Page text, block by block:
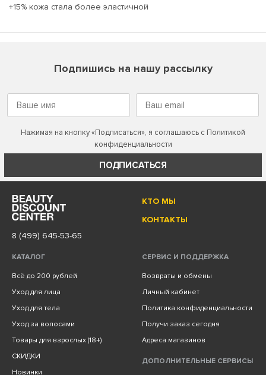
+15% кожа стала более эластичной
Подпишись на нашу рассылку
Нажимая на кнопку «Подписаться», я соглашаюсь с Политикой
конфиденциальности
ПОДПИСАТЬСЯ
КТО МЫ
КОНТАКТЫ
8 (499) 645-53-65
КАТАЛОГ
Всё до 200 рублей
Уход для лица
Уход для тела
Уход за волосами
Товары для взрослых (18+)
СКИДКИ
Новинки
СЕРВИС И ПОДДЕРЖКА
Возвраты и обмены
Личный кабинет
Политика конфиденциальности
Получи заказ сегодня
Адреса магазинов
ДОПОЛНИТЕЛЬНЫЕ СЕРВИСЫ